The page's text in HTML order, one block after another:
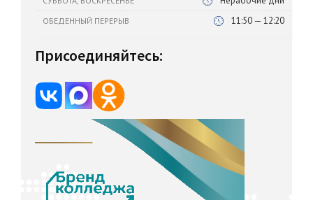
ОБЕДЕННЫЙ ПЕРЕРЫВ 11:50 — 12:20
Присоединяйтесь: